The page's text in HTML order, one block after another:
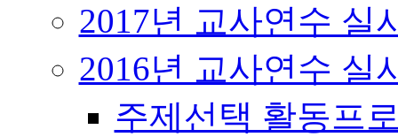
2017년 교사연수 실
2016년 교사연수 실
주제선택 활동프